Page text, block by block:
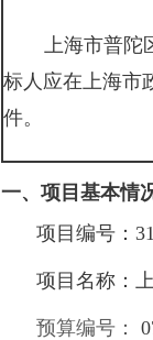
上海市普陀
标人应在上海市
件。
一、项目基本情
项目编号：
项目名称：
预算编号：